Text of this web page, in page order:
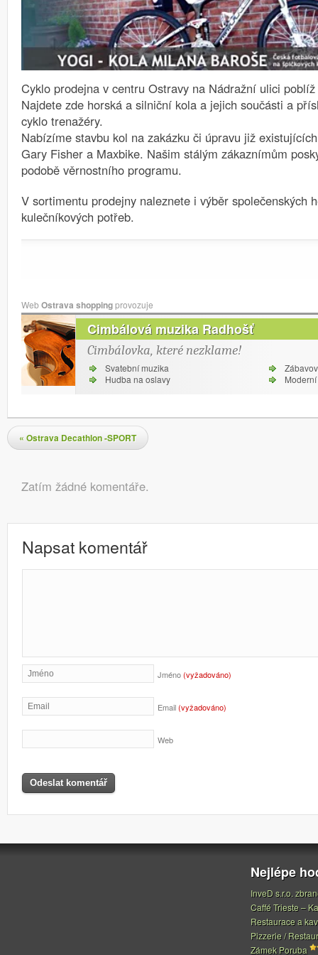
Cyklo prodejna v centru Ostravy na Nádražní ulici
Najdete zde horská a silniční kola a jejich součásti a
cyklo trenažéry.
Nabízíme stavbu kol na zakázku či úpravu již
Gary Fisher a Maxbike. Našim stálým zákaznímům
podobě věrnostního programu.
V sortimentu prodejny naleznete i výběr společenských
kulečníkových potřeb.
WebOstrava shoppingprovozuje
Cimbálová muzika Radhošť
Cimbálovka, které nezklame!
Svatební muzika
Hudba na oslavy
Navigace pro příspěvky
« Ostrava Decathlon -SPORT
Komentáře
Zatím žádné komentáře.
Napsat komentář
Jméno(vyžadováno)
Email(vyžadováno)
Web
Nejlépe
InveD s.r.o.
Caffé Trieste –
Restaurace a
Pizzerie /
Zámek Poruba